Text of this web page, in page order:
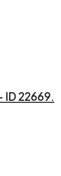
ID 22669.